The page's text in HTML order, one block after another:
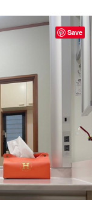
Save